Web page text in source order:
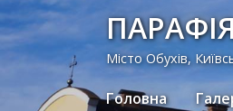
Місто Обухів,
Головна